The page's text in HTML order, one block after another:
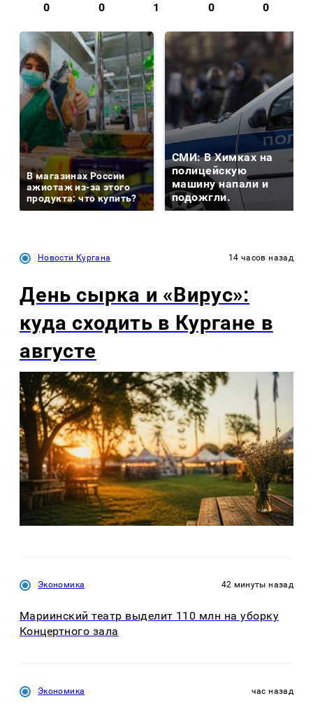
0 0 1 0 0
В магазинах России
ажиотаж из-за этого
продукта: что купить?
СМИ: В Химках на
полицейскую
машину напали и
подожгли.
Новости Кургана 14 часов назад
День сырка и «Вирус»:
куда сходить в Кургане в
августе
Экономика 42 минуты назад
Мариинский театр выделит 110 млн на уборку
Концертного зала
Экономика час назад